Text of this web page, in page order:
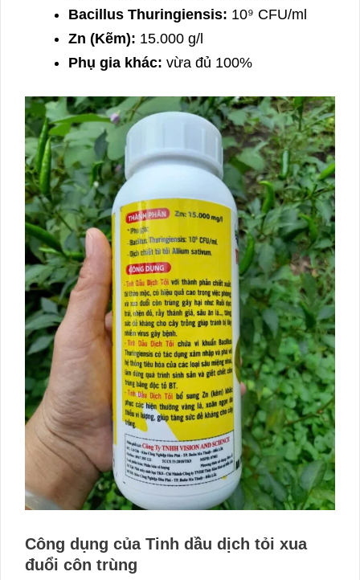
Bacillus Thuringiensis: 10⁹ CFU/ml
Zn (Kẽm): 15.000 g/l
Phụ gia khác: vừa đủ 100%
Công dụng của Tinh dầu dịch tỏi xua
đuổi côn trùng